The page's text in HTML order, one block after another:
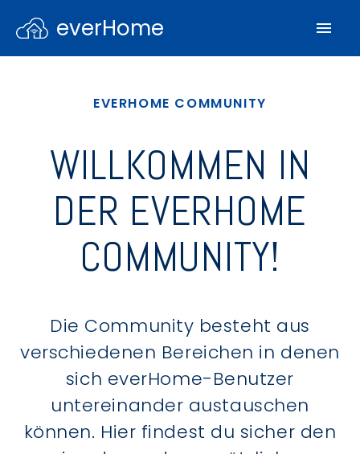
everHome
EVERHOME COMMUNITY
WILLKOMMEN IN
DER EVERHOME
COMMUNITY!
Die Community besteht aus
verschiedenen Bereichen in denen
sich everHome-Benutzer
untereinander austauschen
können. Hier findest du sicher den